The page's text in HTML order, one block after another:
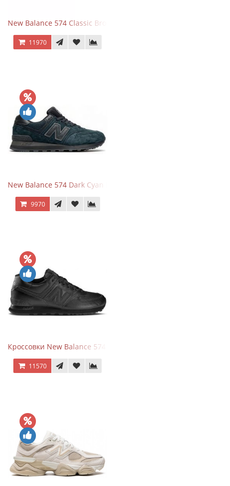
New Balance 574 Classic Brown White
11970
New Balance 574 Dark Cyan Black Suede
9970
Кроссовки New Balance 574 Triple Black Leather
11570